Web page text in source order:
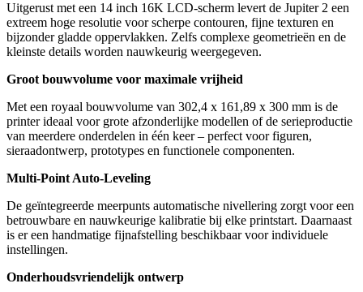
Uitgerust met een 14 inch 16K LCD-scherm levert de Jupiter 2 een
extreem hoge resolutie voor scherpe contouren, fijne texturen en
bijzonder gladde oppervlakken. Zelfs complexe geometrieën en de
kleinste details worden nauwkeurig weergegeven.
Groot bouwvolume voor maximale vrijheid
Met een royaal bouwvolume van 302,4 x 161,89 x 300 mm is de
printer ideaal voor grote afzonderlijke modellen of de serieproductie
van meerdere onderdelen in één keer – perfect voor figuren,
sieraadontwerp, prototypes en functionele componenten.
Multi-Point Auto-Leveling
De geïntegreerde meerpunts automatische nivellering zorgt voor een
betrouwbare en nauwkeurige kalibratie bij elke printstart. Daarnaast
is er een handmatige fijnafstelling beschikbaar voor individuele
instellingen.
Onderhoudsvriendelijk ontwerp